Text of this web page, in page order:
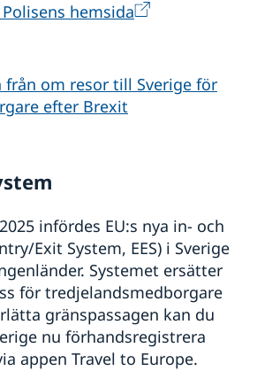
hemsida
om resor till Sverige för
efter Brexit
infördes EU:s nya in- och
Exit System, EES) i Sverige
Systemet ersätter
för tredjelandsmedborgare
gränspassagen kan du
nu förhandsregistrera
appen Travel to Europe.